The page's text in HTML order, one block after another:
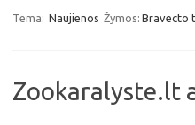
Tema: Naujienos Žymos: Bravecto
Zookaralyste.lt